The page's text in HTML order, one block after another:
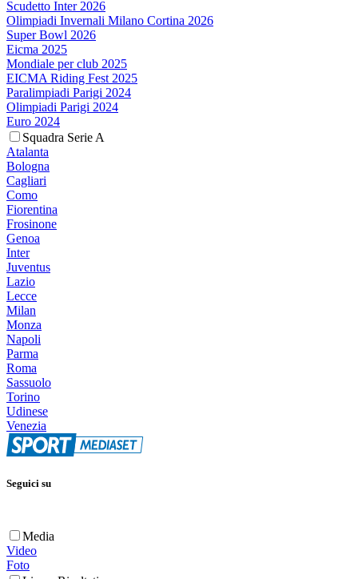
Scudetto Inter 2026
Olimpiadi Invernali Milano Cortina 2026
Super Bowl 2026
Eicma 2025
Mondiale per club 2025
EICMA Riding Fest 2025
Paralimpiadi Parigi 2024
Olimpiadi Parigi 2024
Euro 2024
Squadra Serie A
Atalanta
Bologna
Cagliari
Como
Fiorentina
Frosinone
Genoa
Inter
Juventus
Lazio
Lecce
Milan
Monza
Napoli
Parma
Roma
Sassuolo
Torino
Udinese
Venezia
Seguici su
Media
Video
Foto